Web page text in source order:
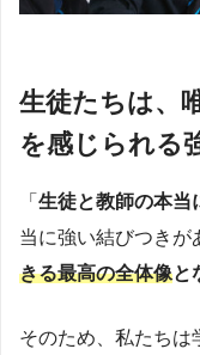
生徒たちは、
を感じられる
「 生徒と教師の本当
当に強い結びつきが
きる最高の全体像と
そのため、私たちは